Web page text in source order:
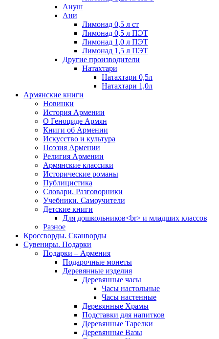
Ануш
Ани
Лимонад 0,5 л ст
Лимонад 0,5 л ПЭТ
Лимонад 1,0 л ПЭТ
Лимонад 1,5 л ПЭТ
Другие производители
Натахтари
Натахтари 0,5л
Натахтари 1,0л
Армянские книги
Новинки
История Армении
О Геноциде Армян
Книги об Армении
Иcкусство и культура
Поэзия Армении
Религия Армении
Армянские классики
Исторические романы
Публицистика
Словари. Разговорники
Учебники. Самоучители
Детские книги
Для дошкольников<br> и младших классов
Разное
Кроссворды. Сканворды
Сувениры. Подарки
Подарки – Армения
Подарочные монеты
Деревянные изделия
Деревянные часы
Часы настольные
Часы настенные
Деревянные Храмы
Подставки для напитков
Деревянные Тарелки
Деревянные Вазы